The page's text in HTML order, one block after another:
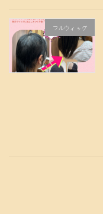
フルウィッグ